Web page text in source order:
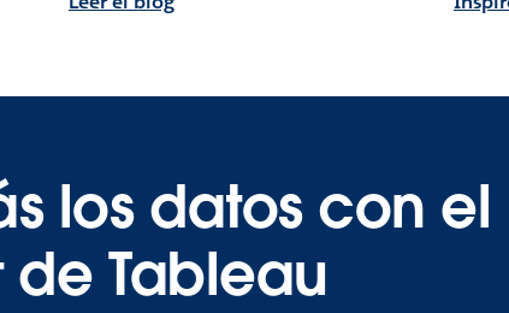
los datos con el
de Tableau